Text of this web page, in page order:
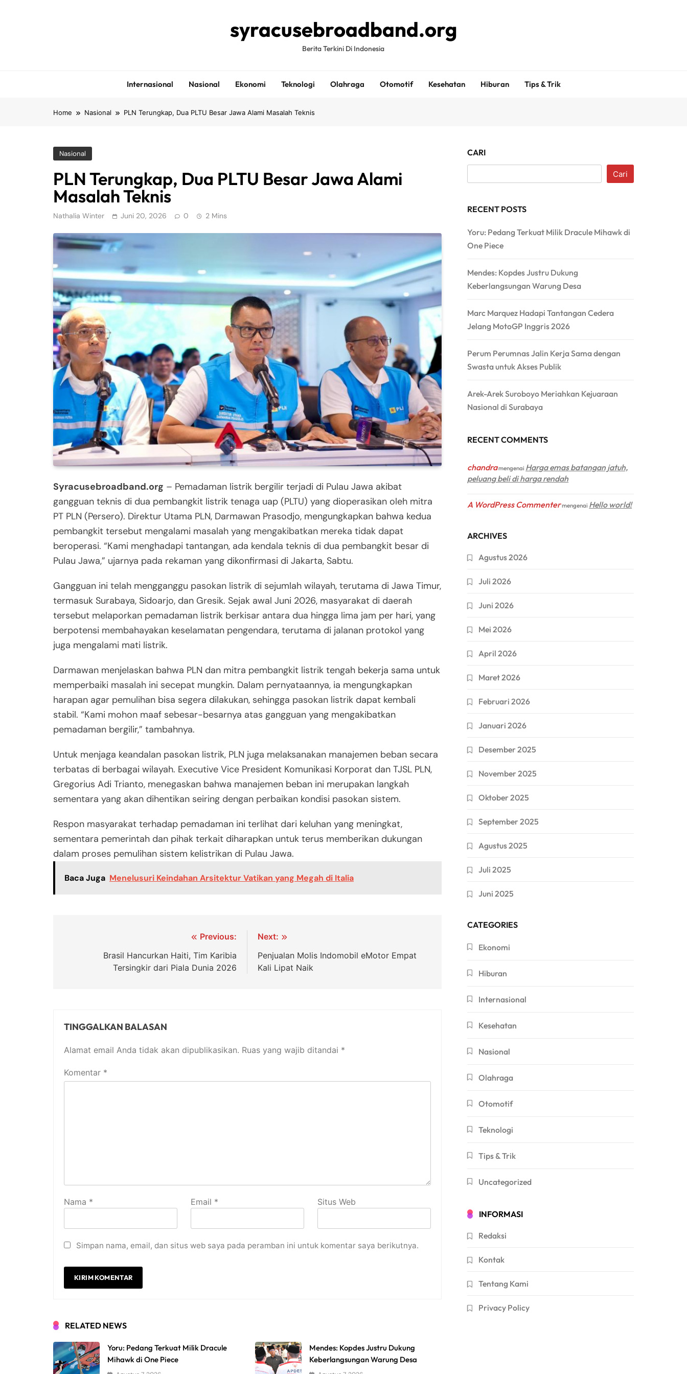
syracusebroadband.org
Berita Terkini Di Indonesia
Internasional Nasional Ekonomi Teknologi Olahraga Otomotif Kesehatan Hiburan Tips & Trik
Home Nasional PLN Terungkap, Dua PLTU Besar Jawa Alami Masalah Teknis
Nasional
PLN Terungkap, Dua PLTU Besar Jawa Alami
Masalah Teknis
Nathalia Winter Juni 20, 2026 0 2 Mins
Syracusebroadband.org – Pemadaman listrik bergilir terjadi di Pulau Jawa akibat
gangguan teknis di dua pembangkit listrik tenaga uap (PLTU) yang dioperasikan oleh mitra
PT PLN (Persero). Direktur Utama PLN, Darmawan Prasodjo, mengungkapkan bahwa kedua
pembangkit tersebut mengalami masalah yang mengakibatkan mereka tidak dapat
beroperasi. “Kami menghadapi tantangan, ada kendala teknis di dua pembangkit besar di
Pulau Jawa,” ujarnya pada rekaman yang dikonfirmasi di Jakarta, Sabtu.
Gangguan ini telah mengganggu pasokan listrik di sejumlah wilayah, terutama di Jawa Timur,
termasuk Surabaya, Sidoarjo, dan Gresik. Sejak awal Juni 2026, masyarakat di daerah
tersebut melaporkan pemadaman listrik berkisar antara dua hingga lima jam per hari, yang
berpotensi membahayakan keselamatan pengendara, terutama di jalanan protokol yang
juga mengalami mati listrik.
Darmawan menjelaskan bahwa PLN dan mitra pembangkit listrik tengah bekerja sama untuk
memperbaiki masalah ini secepat mungkin. Dalam pernyataannya, ia mengungkapkan
harapan agar pemulihan bisa segera dilakukan, sehingga pasokan listrik dapat kembali
stabil. “Kami mohon maaf sebesar-besarnya atas gangguan yang mengakibatkan
pemadaman bergilir,” tambahnya.
Untuk menjaga keandalan pasokan listrik, PLN juga melaksanakan manajemen beban secara
terbatas di berbagai wilayah. Executive Vice President Komunikasi Korporat dan TJSL PLN,
Gregorius Adi Trianto, menegaskan bahwa manajemen beban ini merupakan langkah
sementara yang akan dihentikan seiring dengan perbaikan kondisi pasokan sistem.
Respon masyarakat terhadap pemadaman ini terlihat dari keluhan yang meningkat,
sementara pemerintah dan pihak terkait diharapkan untuk terus memberikan dukungan
dalam proses pemulihan sistem kelistrikan di Pulau Jawa.
Baca Juga Menelusuri Keindahan Arsitektur Vatikan yang Megah di Italia
Previous:
Brasil Hancurkan Haiti, Tim Karibia
Tersingkir dari Piala Dunia 2026
Next:
Penjualan Molis Indomobil eMotor Empat
Kali Lipat Naik
TINGGALKAN BALASAN
Alamat email Anda tidak akan dipublikasikan. Ruas yang wajib ditandai *
Komentar *
Nama * Email * Situs Web
Simpan nama, email, dan situs web saya pada peramban ini untuk komentar saya berikutnya.
RELATED NEWS
Yoru: Pedang Terkuat Milik Dracule
Mihawk di One Piece
Mendes: Kopdes Justru Dukung
Keberlangsungan Warung Desa
CARI
Cari
RECENT POSTS
Yoru: Pedang Terkuat Milik Dracule Mihawk di
One Piece
Mendes: Kopdes Justru Dukung
Keberlangsungan Warung Desa
Marc Marquez Hadapi Tantangan Cedera
Jelang MotoGP Inggris 2026
Perum Perumnas Jalin Kerja Sama dengan
Swasta untuk Akses Publik
Arek-Arek Suroboyo Meriahkan Kejuaraan
Nasional di Surabaya
RECENT COMMENTS
chandramengenai Harga emas batangan jatuh,
peluang beli di harga rendah
A WordPress Commentermengenai Hello world!
ARCHIVES
Agustus 2026
Juli 2026
Juni 2026
Mei 2026
April 2026
Maret 2026
Februari 2026
Januari 2026
Desember 2025
November 2025
Oktober 2025
September 2025
Agustus 2025
Juli 2025
Juni 2025
CATEGORIES
Ekonomi
Hiburan
Internasional
Kesehatan
Nasional
Olahraga
Otomotif
Teknologi
Tips & Trik
Uncategorized
INFORMASI
Redaksi
Kontak
Tentang Kami
Privacy Policy